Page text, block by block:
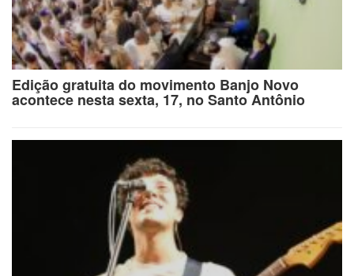
Edição gratuita do movimento Banjo Novo
acontece nesta sexta, 17, no Santo Antônio